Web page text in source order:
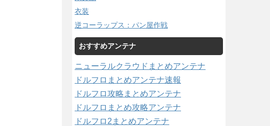
衣装
逆コーラップス：パン屋作戦
おすすめアンテナ
ニューラルクラウドまとめアンテナ
ドルフロまとめアンテナ速報
ドルフロ攻略まとめアンテナ
ドルフロまとめ攻略アンテナ
ドルフロ2まとめアンテナ